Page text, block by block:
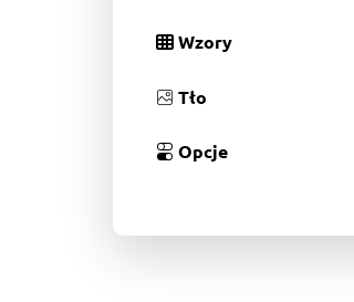
Wzory
Tło
Opcje